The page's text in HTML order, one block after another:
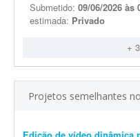
Submetido: 09/06/2026 às
estimada: Privado
+
Projetos semelhantes